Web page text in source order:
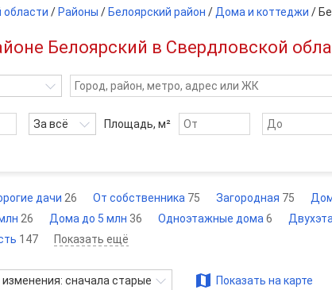
/ Районы / Белоярский район / Дома и коттеджи /
Белоярский в Свердловской
За всё Площадь, м²
дачи 26 От собственника 75 Загородная 75
26 Дома до 5 млн 36 Одноэтажные дома 6
147 Показать ещё
изменения: сначала старые Показать на карте